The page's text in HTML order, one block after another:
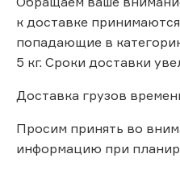
к доставке
попадающие в
5 кг. Сроки доставки
Доставка грузов
Просим принять во
информацию при